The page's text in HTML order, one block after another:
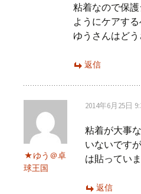
粘着なので保
ようにケアす
ゆうさんはど
返信
ゆう＠卓
球王国
2014年6月25日
粘着が大事
いないです
は貼ってい
返信